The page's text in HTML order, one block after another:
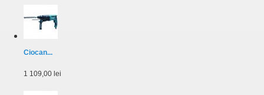
Ciocan...
1 109,00 lei